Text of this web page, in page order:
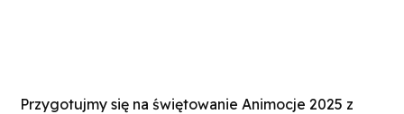
Przygotujmy się na świętowanie Animocje 2025 z